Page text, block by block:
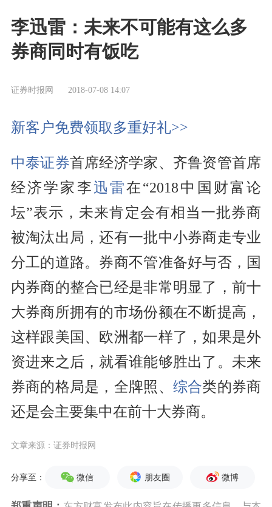
李迅雷：未来不可能有这么多
券商同时有饭吃
证券时报网 2018-07-08 14:07
新客户免费领取多重好礼>>
中泰证券首席经济学家、齐鲁资管首席
经济学家李迅雷在“2018中国财富论
坛”表示，未来肯定会有相当一批券商
被淘汰出局，还有一批中小券商走专业
分工的道路。券商不管准备好与否，国
内券商的整合已经是非常明显了，前十
大券商所拥有的市场份额在不断提高，
这样跟美国、欧洲都一样了，如果是外
资进来之后，就看谁能够胜出了。未来
券商的格局是，全牌照、 综合类的券商
还是会主要集中在前十大券商。
文章来源：证券时报网
分享至： 微信 朋友圈 微博